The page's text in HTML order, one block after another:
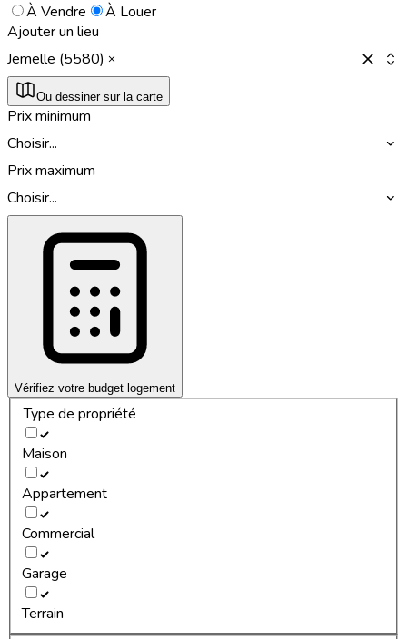
À Vendre
À Louer
Ajouter un lieu
Jemelle (5580)
Ou dessiner sur la carte
Prix minimum
Choisir...
Prix maximum
Choisir...
Vérifiez votre budget logement
Type de propriété
Maison
Appartement
Commercial
Garage
Terrain